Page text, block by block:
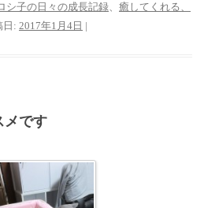
シ子の日々の成長記録、 癒してくれる、
日: 2017年1月4日 |
メです